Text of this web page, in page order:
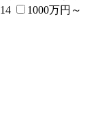
14
1000万円～